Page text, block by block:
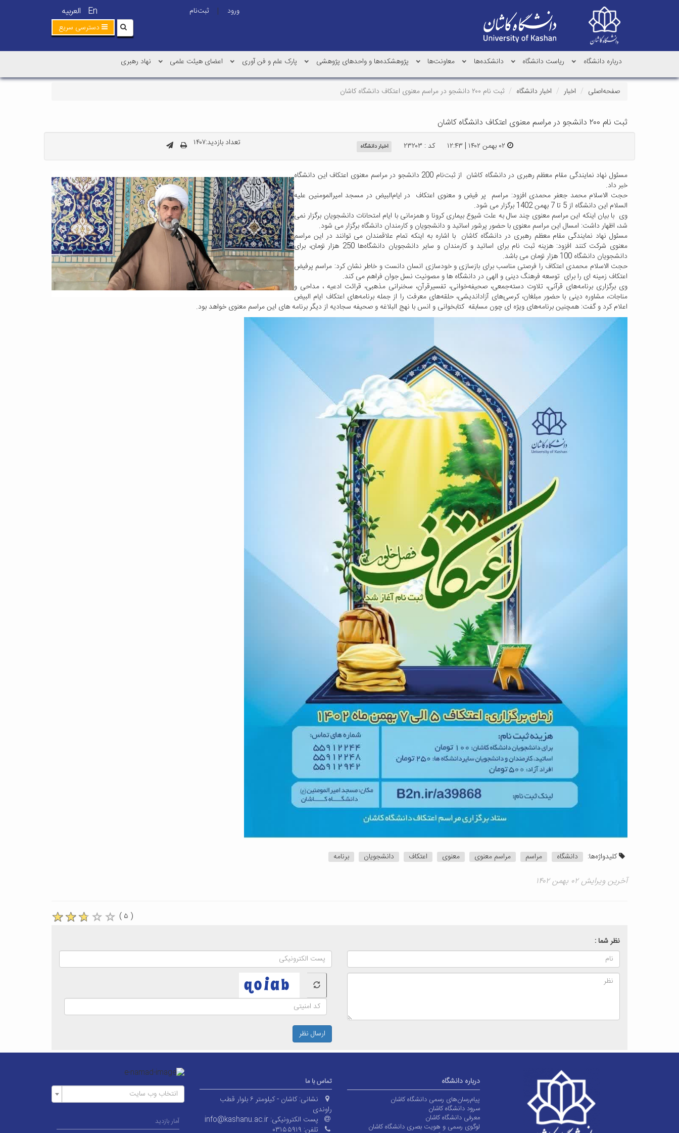
En العربیه ورود |
ثبت‌نام
دسترسی سریع
درباره دانشگاه ریاست دانشگاه دانشکده‌ها معاونت‌ها پژوهشکده‌ها و واحدهای پژوهشی پارک علم و فن آوری اعضای هیئت علمی نهاد رهبری
صفحه‌اصلی اخبار اخبار دانشگاه ثبت نام ۲۰۰ دانشجو در مراسم معنوی اعتکاف دانشگاه کاشان
ثبت نام ۲۰۰ دانشجو در مراسم معنوی اعتکاف دانشگاه کاشان
کد : ۲۳۲۰۳ اخبار دانشگاه تعداد بازدید:۱۴۰۷
مسئول نهاد نمایندگی مقام معظم رهبری در دانشگاه کاشان از ثبت‌نام 200 دانشجو در مراسم معنوی اعتکاف این دانشگاه
خبر داد.
حجت الاسلام محمد جعفر محمدی افزود: مراسم پر فیض و معنوی اعتکاف در ایام‌البیض در مسجد امیر‌المومنین علیه
السلام این دانشگاه از 5 تا 7 بهمن 1402 برگزار می شود.
وی با بیان اینکه این مراسم معنوی چند سال به علت شیوع بیماری کرونا و همزمانی با ایام امتحانات دانشجویان برگزار نمی
شد، اظهار داشت: امسال این مراسم معنوی با حضور پرشور اساتید و دانشجویان و کارمندان دانشگاه برگزار می شود.
مسئول نهاد نمایندگی مقام معظم رهبری در دانشگاه کاشان با اشاره به اینکه تمام علاقمندان می توانند در این مراسم
معنوی شرکت کنند افزود: هزینه ثبت نام برای اساتید و کارمندان و سایر دانشجویان دانشگاه‌ها 250 هزار تومان، برای
دانشجویان دانشگاه 100 هزار تومان می باشد.
حجت الاسلام محمدی اعتکاف را فرصتی مناسب برای بازسازی و خودسازی انسان دانست و خاطر نشان کرد: مراسم پرفیض
اعتکاف زمینه ای را برای توسعه فرهنگ دینی و الهی در دانشگاه ها و مصونیت نسل جوان فراهم می کند.
وی برگزاری برنامه‌های قرآنی، تلاوت دسته‌جمعی، صحیفه‌خوانی، تفسیرقرآن، سخنرانی مذهبی، قرائت ادعیه ، مداحی و
مناجات، مشاوره دینی با حضور مبلغان، کرسی‌های آزاداندیشی، حلقه‌های معرفت را از جمله برنامه‌های اعتکاف ایام البیض
اعلام کرد و گفت: همچنین برنامه‌های ویژه ای چون مسابقه کتابخوانی و انس با نهج البلاغه و صحیفه سجادیه از دیگر برنامه های این مراسم معنوی خواهد بود.
کلیدواژه‌ها: دانشگاه مراسم مراسم معنوی معنوی اعتکاف دانشجویان برنامه
آخرین ویرایش ۰۲ بهمن ۱۴۰۲
( ۵ )
نظر شما :
ارسال نظر
درباره دانشگاه
پیام‌رسان‌های رسمی دانشگاه کاشان
سرود دانشگاه کاشان
معرفی دانشگاه کاشان
لوگوی رسمی و هویت بصری دانشگاه کاشان
تماس با ما
نشانی:
کاشان - کیلومتر ۶ بلوار قطب
راوندی
پست الکترونیکی: info@kashanu.ac.ir
تلفن: ۰۳۱۵۵۹۱۹
انتخاب وب سایت
آمار بازدید